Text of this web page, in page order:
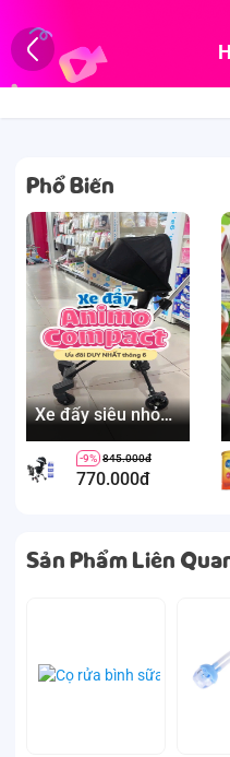
Phổ Biến
Xe đẩy siêu nhỏ
-9% 845.000đ
770.000đ
Sản Phẩm Liên